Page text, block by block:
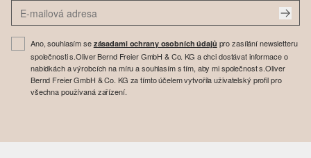
Ano, souhlasím se zásadami ochrany osobních údajů pro zasílání newsletteru
společnosti s.Oliver Bernd Freier GmbH & Co. KG a chci dostávat informace o
nabídkách a výrobcích na míru a souhlasím s tím, aby mi společnost s.Oliver
Bernd Freier GmbH & Co. KG za tímto účelem vytvořila uživatelský profil pro
všechna používaná zařízení.